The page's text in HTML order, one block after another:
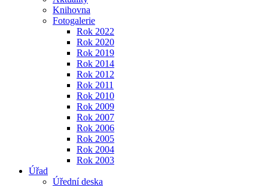
Knihovna
Fotogalerie
Rok 2022
Rok 2020
Rok 2019
Rok 2014
Rok 2012
Rok 2011
Rok 2010
Rok 2009
Rok 2007
Rok 2006
Rok 2005
Rok 2004
Rok 2003
Úřad
Úřední deska